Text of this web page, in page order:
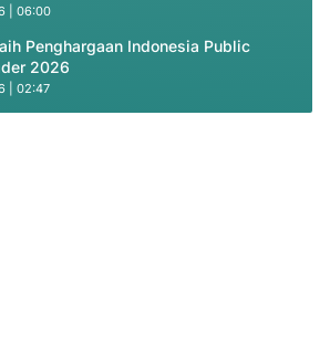
| 06:00
Penghargaan Indonesia Public
2026
| 02:47